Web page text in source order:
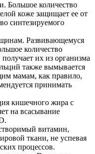
Большое количество
коже защищает ее от
синтезируемого
Развивающемуся
количество
их из организма
также вымывается
мамам, как правило,
принимать
кишечного жира с
на всасывание
витамин,
ткани, не успевая
процессов.